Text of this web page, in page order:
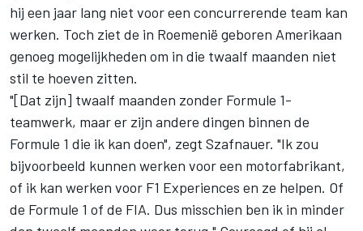
hij een jaar lang niet voor een concurrerende team kan
werken. Toch ziet de in Roemenië geboren Amerikaan
genoeg mogelijkheden om in die twaalf maanden niet
stil te hoeven zitten.
"[Dat zijn] twaalf maanden zonder Formule 1-
teamwerk, maar er zijn andere dingen binnen de
Formule 1 die ik kan doen", zegt Szafnauer. "Ik zou
bijvoorbeeld kunnen werken voor een motorfabrikant,
of ik kan werken voor F1 Experiences en ze helpen. Of
de Formule 1 of de FIA. Dus misschien ben ik in minder